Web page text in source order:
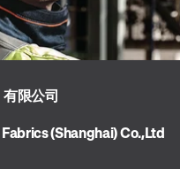
限公司
(Shanghai) Co.,Ltd